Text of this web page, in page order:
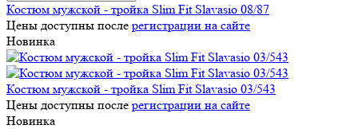
Костюм мужской - тройка Slim Fit Slavasio 08/87
Цены доступны после регистрации на сайте
Новинка
Костюм мужской - тройка Slim Fit Slavasio 03/543
Цены доступны после регистрации на сайте
Новинка